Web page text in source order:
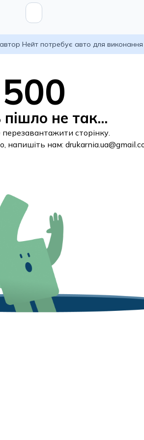
Нейт потребує авто для
500
не так...
сторінку.
напишіть нам: